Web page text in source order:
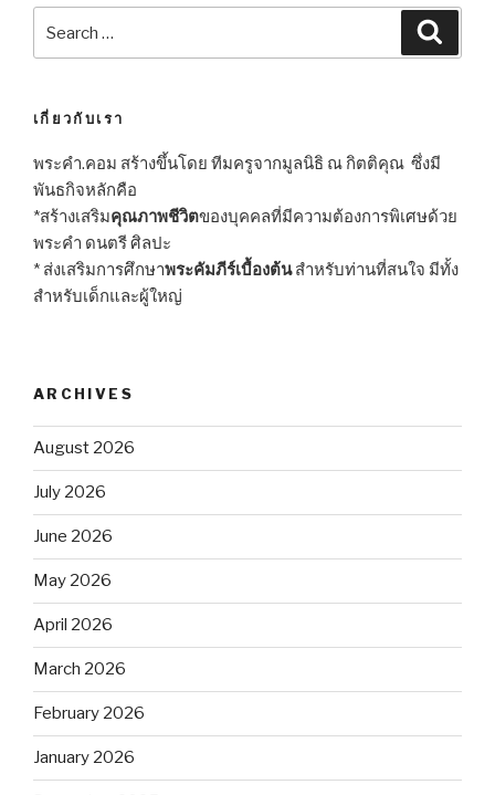
เกี่ยวกับเรา
พระคำ.คอม สร้างขึ้นโดย ทีมครูจากมูลนิธิ ณ กิตติคุณ ซึ่งมี
พันธกิจหลักคือ
*สร้างเสริมคุณภาพชีวิตของบุคคลที่มีความต้องการพิเศษด้วย
พระคำ ดนตรี ศิลปะ
* ส่งเสริมการศึกษาพระคัมภีร์เบื้องต้นสำหรับท่านที่สนใจ มีทั้ง
สำหรับเด็กและผู้ใหญ่
ARCHIVES
August 2026
July 2026
June 2026
May 2026
April 2026
March 2026
February 2026
January 2026